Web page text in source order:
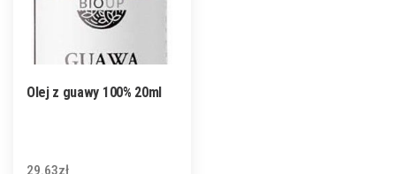
Olej z guawy 100% 20ml
29.63zł